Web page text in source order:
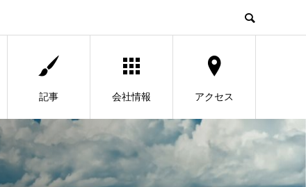
記事 会社情報 アクセス